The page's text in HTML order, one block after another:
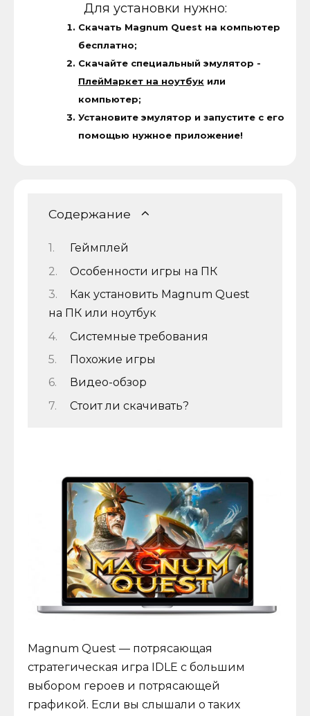
Для установки нужно:
Скачать Magnum Quest на компьютер
бесплатно;
Скачайте специальный эмулятор -
ПлейМаркет на ноутбук или
компьютер;
Установите эмулятор и запустите с его
помощью нужное приложение!
Содержание
Геймплей
Особенности игры на ПК
Как установить Magnum Quest
на ПК или ноутбук
Системные требования
Похожие игры
Видео-обзор
Стоит ли скачивать?
Magnum Quest — потрясающая
стратегическая игра IDLE с большим
выбором героев и потрясающей
графикой. Если вы слышали о таких